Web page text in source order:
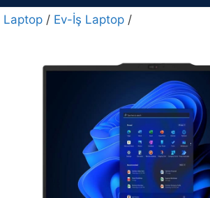
Laptop / Ev-İş Laptop /